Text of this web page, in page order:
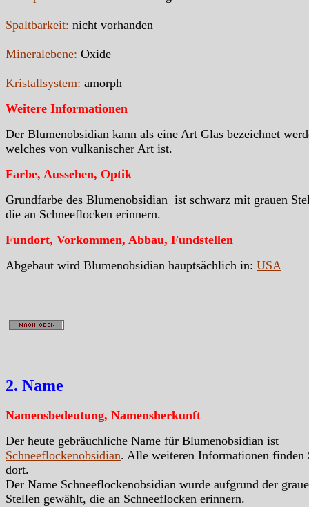
Spaltbarkeit: nicht vorhanden
Mineralebene: Oxide
Kristallsystem: amorph
Weitere Informationen
Der Blumenobsidian kann als eine Art Glas bezeichnet
welches von vulkanischer Art ist.
Farbe, Aussehen, Optik
Grundfarbe des Blumenobsidian ist schwarz mit grauen
die an Schneeflocken erinnern.
Fundort, Vorkommen, Abbau, Fundstellen
Abgebaut wird Blumenobsidian hauptsächlich in: USA
2. Name
Namensbedeutung, Namensherkunft
Der heute gebräuchliche Name für Blumenobsidian ist
Schneeflockenobsidian. Alle weiteren Informationen finden
dort.
Der Name Schneeflockenobsidian wurde aufgrund der
Stellen gewählt, die an Schneeflocken erinnern.